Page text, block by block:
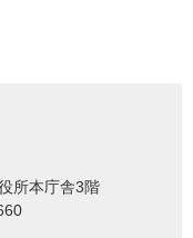
所本庁舎3階